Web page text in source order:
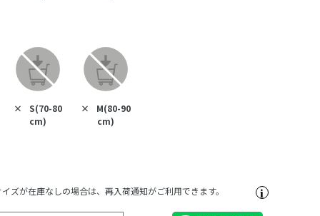
×
S(70-80
cm)
×
M(80-90
cm)
ズが在庫なしの場合は、再入荷通知がご利用できます。